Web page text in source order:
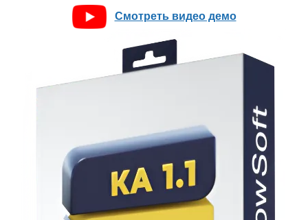
Смотреть видео демо